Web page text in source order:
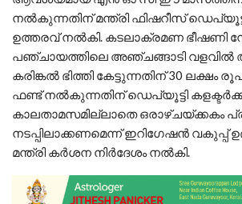
നൽകുന്നതിന് മന്ത്രി ഫിഷറീസ്
ഉത്തരവ് നൽകി. കടലാക്രമണ ഭീഷണി
പഞ്ചായത്തിലെ അഞ്ചങ്ങാടി വളവിൽ
കരിങ്കൽ ഭിത്തി കേട്ടുന്നതിന് 30 ലക്ഷം
ഫണ്ട് നൽകുന്നതിന് ഡെപ്യൂട്ടി കളക്ടർക്ക്
കാലതാമസമില്ലാതെ ഒരാഴ്ചയ്ക്കകം
നടപ്പിലാക്കണമെന്ന് ഇറിഗേഷൻ
മന്ത്രി കർശന നിർദേശം നൽകി.